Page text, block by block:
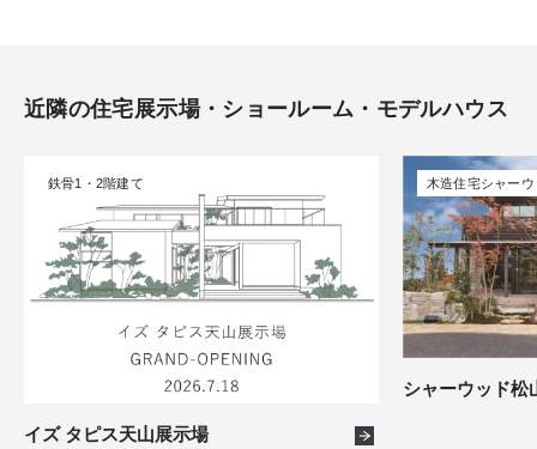
1件
近隣の住宅展示場・ショールーム・モデルハウス
イズ タピス天山展示場
鉄骨1・2階建て
シャーウッド松
木造住宅シャーウ